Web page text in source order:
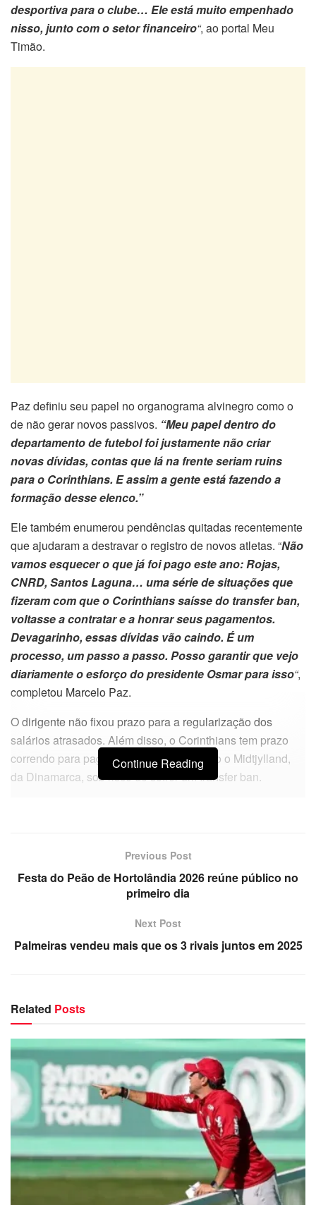
desportiva para o clube… Ele está muito empenhado
nisso, junto com o setor financeiro“, ao portal Meu
Timão.
Paz definiu seu papel no organograma alvinegro como o
de não gerar novos passivos. “Meu papel dentro do
departamento de futebol foi justamente não criar
novas dívidas, contas que lá na frente seriam ruins
para o Corinthians. E assim a gente está fazendo a
formação desse elenco.”
Ele também enumerou pendências quitadas recentemente
que ajudaram a destravar o registro de novos atletas. “Não
vamos esquecer o que já foi pago este ano: Rojas,
CNRD, Santos Laguna… uma série de situações que
fizeram com que o Corinthians saísse do transfer ban,
voltasse a contratar e a honrar seus pagamentos.
Devagarinho, essas dívidas vão caindo. É um
processo, um passo a passo. Posso garantir que vejo
diariamente o esforço do presidente Osmar para isso“,
completou Marcelo Paz.
O dirigente não fixou prazo para a regularização dos
salários atrasados. Além disso, o Corinthians tem prazo
correndo para pagar tanto o Talleres como o Midtjylland,
da Dinamarca, sob risco de sofrer um transfer ban.
Continue Reading
Previous Post
Festa do Peão de Hortolândia 2026 reúne público no
primeiro dia
Next Post
Palmeiras vendeu mais que os 3 rivais juntos em 2025
Related Posts